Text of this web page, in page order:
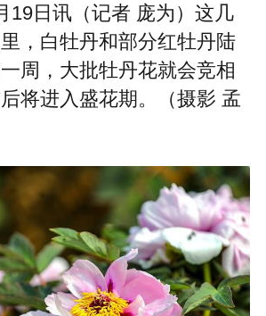
19日讯（记者 庞为）这几
，白牡丹和部分红牡丹陆
周，大批牡丹花就会竞相
将进入盛花期。（摄影 孟